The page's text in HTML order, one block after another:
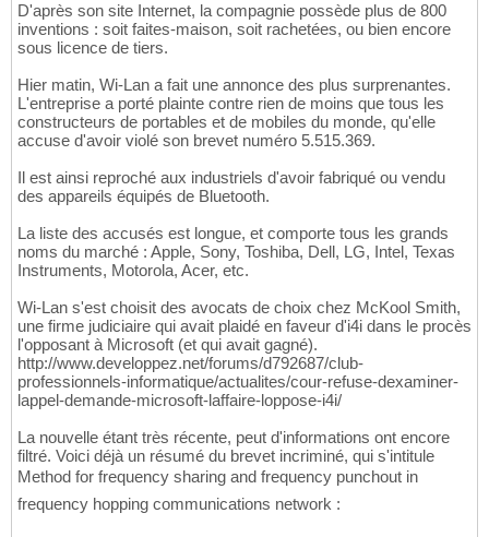
D'après son site Internet, la compagnie possède plus de 800
inventions : soit faites-maison, soit rachetées, ou bien encore
sous licence de tiers.
Hier matin, Wi-Lan a fait une annonce des plus surprenantes.
L'entreprise a porté plainte contre rien de moins que tous les
constructeurs de portables et de mobiles du monde, qu'elle
accuse d'avoir violé son brevet numéro 5.515.369.
Il est ainsi reproché aux industriels d'avoir fabriqué ou vendu
des appareils équipés de Bluetooth.
La liste des accusés est longue, et comporte tous les grands
noms du marché : Apple, Sony, Toshiba, Dell, LG, Intel, Texas
Instruments, Motorola, Acer, etc.
Wi-Lan s'est choisit des avocats de choix chez McKool Smith,
une firme judiciaire qui avait plaidé en faveur d'i4i dans le procès
l'opposant à Microsoft (et qui avait gagné).
http://www.developpez.net/forums/d792687/club-
professionnels-informatique/actualites/cour-refuse-dexaminer-
lappel-demande-microsoft-laffaire-loppose-i4i/
La nouvelle étant très récente, peut d'informations ont encore
filtré. Voici déjà un résumé du brevet incriminé, qui s'intitule
Method for frequency sharing and frequency punchout in
frequency hopping communications network :